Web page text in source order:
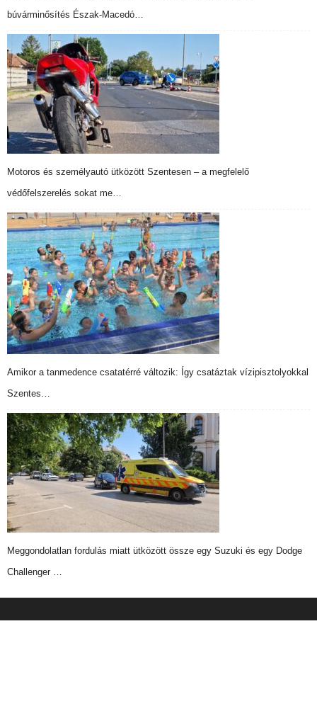
búvárminősítés Észak-Macedó…
Motoros és személyautó ütközött Szentesen – a megfelelő
védőfelszerelés sokat me…
Amikor a tanmedence csatatérré változik: Így csatáztak vízipisztolyokkal
Szentes…
Meggondolatlan fordulás miatt ütközött össze egy Suzuki és egy Dodge
Challenger …